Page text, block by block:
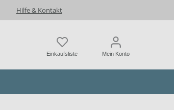
Hilfe & Kontakt
Einkaufsliste Mein Konto